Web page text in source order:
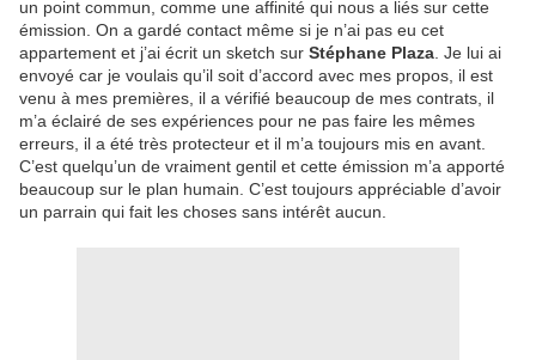
un point commun, comme une affinité qui nous a liés sur cette
émission. On a gardé contact même si je n’ai pas eu cet
appartement et j’ai écrit un sketch sur Stéphane Plaza . Je lui ai
envoyé car je voulais qu’il soit d’accord avec mes propos, il est
venu à mes premières, il a vérifié beaucoup de mes contrats, il
m’a éclairé de ses expériences pour ne pas faire les mêmes
erreurs, il a été très protecteur et il m’a toujours mis en avant.
C’est quelqu’un de vraiment gentil et cette émission m’a apporté
beaucoup sur le plan humain. C’est toujours appréciable d’avoir
un parrain qui fait les choses sans intérêt aucun.